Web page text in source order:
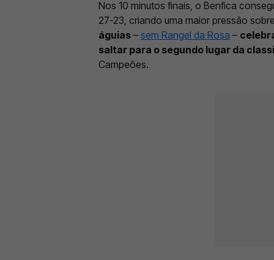
Nos 10 minutos finais, o Benfica
27-23, criando uma maior pressão
águias – sem Rangel da Rosa –
saltar para o segundo lugar da
Campeões.